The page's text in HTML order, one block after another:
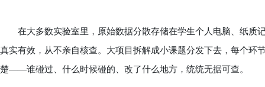
在大多数实验室里，原始数据分散存储在学生个人电脑、纸质
真实有效，从不亲自核查。大项目拆解成小课题分发下去，每个环
楚——谁碰过、什么时候碰的、改了什么地方，统统无据可查。